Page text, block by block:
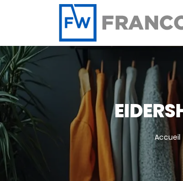
Panneau de gestion des cookies
Accueil